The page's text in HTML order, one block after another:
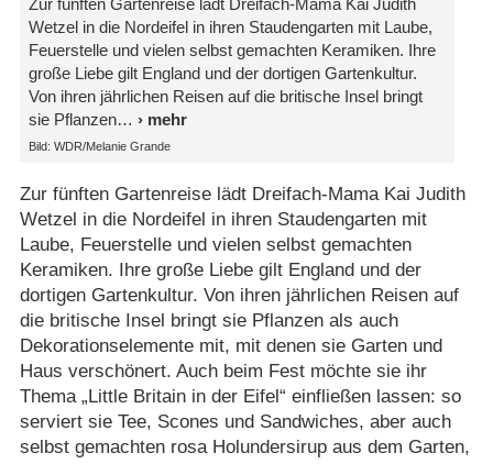
Zur fünften Gartenreise lädt Dreifach-Mama Kai Judith
Wetzel in die Nordeifel in ihren Staudengarten mit Laube,
Feuerstelle und vielen selbst gemachten Keramiken. Ihre
große Liebe gilt England und der dortigen Gartenkultur.
Von ihren jährlichen Reisen auf die britische Insel bringt
sie Pflanzen
Bild: WDR/Melanie Grande
Zur fünften Gartenreise lädt Dreifach-Mama Kai Judith
Wetzel in die Nordeifel in ihren Staudengarten mit
Laube, Feuerstelle und vielen selbst gemachten
Keramiken. Ihre große Liebe gilt England und der
dortigen Gartenkultur. Von ihren jährlichen Reisen auf
die britische Insel bringt sie Pflanzen als auch
Dekorationselemente mit, mit denen sie Garten und
Haus verschönert. Auch beim Fest möchte sie ihr
Thema „Little Britain in der Eifel“ einfließen lassen: so
serviert sie Tee, Scones und Sandwiches, aber auch
selbst gemachten rosa Holundersirup aus dem Garten,